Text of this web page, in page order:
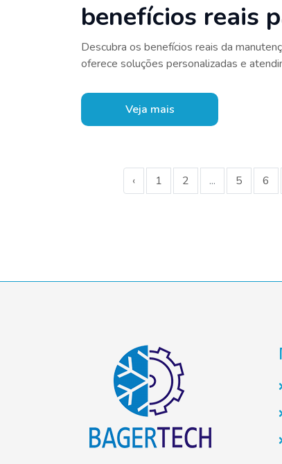
benefícios reais
Descubra os benefícios reais da
oferece soluções personalizadas e
Veja mais
‹ 1 2 ... 5 6